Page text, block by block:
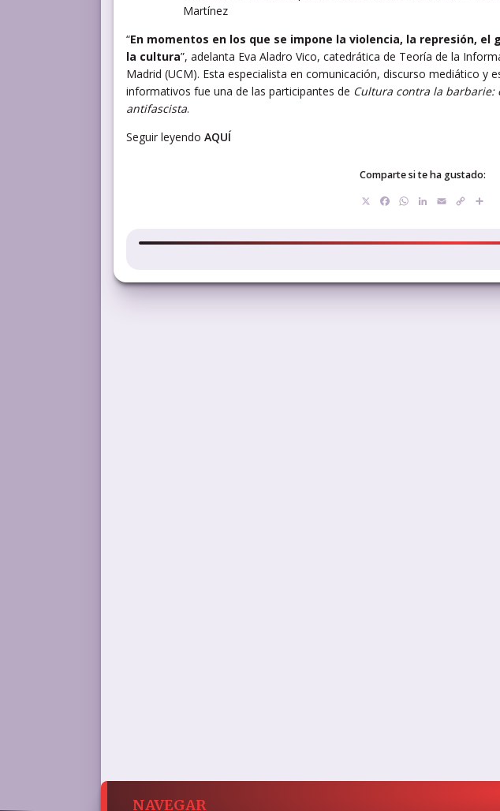
Martínez
“En momentos en los que se impone la violencia, la represión,
la cultura”, adelanta Eva Aladro Vico, catedrática de Teoría de la
Madrid (UCM). Esta especialista en comunicación, discurso mediático y
informativos fue una de las participantes de Cultura contra la barbarie:
antifascista.
Seguir leyendo AQUÍ
Comparte si te ha gustado:
Facebook
WhatsApp
LinkedIn
EmailCopy
NAVEGAR